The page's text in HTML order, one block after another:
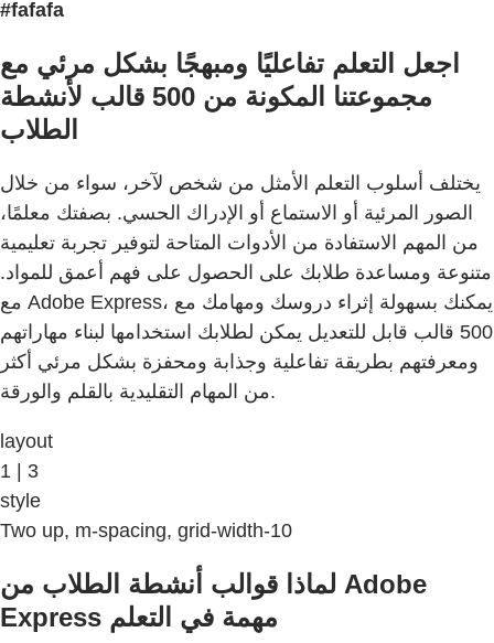
#fafafa
اجعل التعلم تفاعليًا ومبهجًا بشكل مرئي مع
مجموعتنا المكونة من 500 قالب لأنشطة
الطلاب
يختلف أسلوب التعلم الأمثل من شخص لآخر، سواء من خلال
الصور المرئية أو الاستماع أو الإدراك الحسي. بصفتك معلمًا،
من المهم الاستفادة من الأدوات المتاحة لتوفير تجربة تعليمية
متنوعة ومساعدة طلابك على الحصول على فهم أعمق للمواد.
مع Adobe Express، يمكنك بسهولة إثراء دروسك ومهامك مع
500 قالب قابل للتعديل يمكن لطلابك استخدامها لبناء مهاراتهم
ومعرفتهم بطريقة تفاعلية وجذابة ومحفزة بشكل مرئي أكثر
من المهام التقليدية بالقلم والورقة.
layout
1 | 3
style
Two up, m-spacing, grid-width-10
لماذا قوالب أنشطة الطلاب من Adobe
Express مهمة في التعلم